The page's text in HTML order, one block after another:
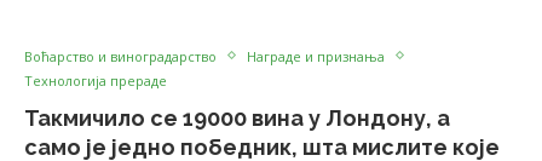
Воћарство и виноградарство
Награде и признања
Технологија прераде
Такмичило се 19000 вина у Лондону, а
само је једно победник, шта мислите које